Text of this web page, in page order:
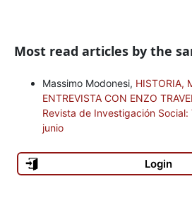
Most read articles by the
Massimo Modonesi, HISTORIA,
ENTREVISTA CON ENZO
Revista de Investigación
junio
Login